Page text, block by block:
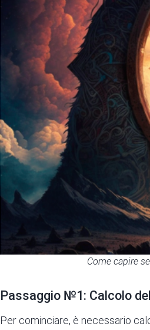
Come capire
Passaggio №1: Calcolo
Per cominciare, è necessario